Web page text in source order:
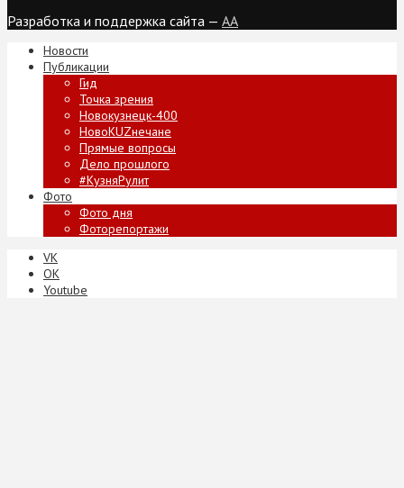
Разработка и поддержка сайта — AA
Новости
Публикации
Гид
Точка зрения
Новокузнецк-400
НовоKUZнечане
Прямые вопросы
Дело прошлого
#КузняРулит
Фото
Фото дня
Фоторепортажи
VK
ОК
Youtube